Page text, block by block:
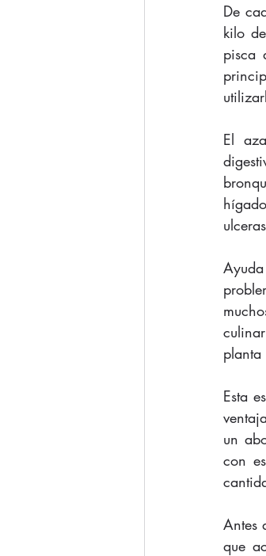
De
kilo
pisca
El
planta
Esta
un
con
Antes
que